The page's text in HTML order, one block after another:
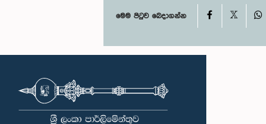
මෙම පිටුව බෙදාගන්න Facebook